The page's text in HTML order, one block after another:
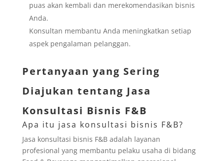
puas akan kembali dan merekomendasikan bisnis
Anda.
Konsultan membantu Anda meningkatkan setiap
aspek pengalaman pelanggan.
Pertanyaan yang Sering
Diajukan tentang Jasa
Konsultasi Bisnis F&B
Apa itu jasa konsultasi bisnis F&B?
Jasa konsultasi bisnis F&B adalah layanan
profesional yang membantu pelaku usaha di bidang